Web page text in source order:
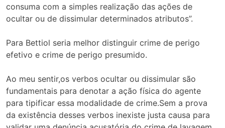
consuma com a simples realização das ações de
ocultar ou de dissimular determinados atributos”.
Para Bettiol seria melhor distinguir crime de perigo
efetivo e crime de perigo presumido.
Ao meu sentir,os verbos ocultar ou dissimular são
fundamentais para denotar a ação física do agente
para tipificar essa modalidade de crime.Sem a prova
da existência desses verbos inexiste justa causa para